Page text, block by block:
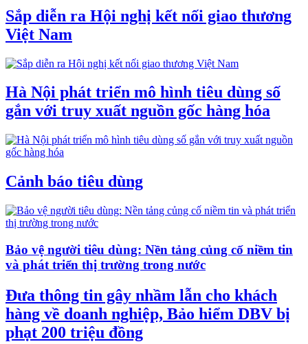
Sắp diễn ra Hội nghị kết nối giao thương
Việt Nam
Hà Nội phát triển mô hình tiêu dùng số
gắn với truy xuất nguồn gốc hàng hóa
Cảnh báo tiêu dùng
Bảo vệ người tiêu dùng: Nền tảng củng cố niềm tin
và phát triển thị trường trong nước
Đưa thông tin gây nhầm lẫn cho khách
hàng về doanh nghiệp, Bảo hiểm DBV bị
phạt 200 triệu đồng